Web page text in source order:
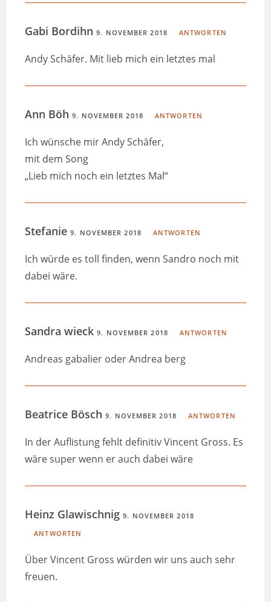
Gabi Bordihn9. NOVEMBER 2018 ANTWORTEN
Andy Schäfer. Mit lieb mich ein letztes mal
Ann Böh9. NOVEMBER 2018 ANTWORTEN
Ich wünsche mir Andy Schäfer,
mit dem Song
„Lieb mich noch ein letztes Mal“
Stefanie9. NOVEMBER 2018 ANTWORTEN
Ich würde es toll finden, wenn Sandro noch mit
dabei wäre.
Sandra wieck9. NOVEMBER 2018 ANTWORTEN
Andreas gabalier oder Andrea berg
Beatrice Bösch9. NOVEMBER 2018 ANTWORTEN
In der Auflistung fehlt definitiv Vincent Gross. Es
wäre super wenn er auch dabei wäre
Heinz Glawischnig9. NOVEMBER 2018
ANTWORTEN
Über Vincent Gross würden wir uns auch sehr
freuen.